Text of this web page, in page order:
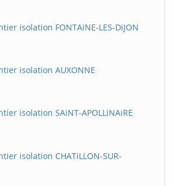
isolation FONTAiNE-LES-DiJON
isolation AUXONNE
isolation SAiNT-APOLLiNAiRE
isolation CHATiLLON-SUR-